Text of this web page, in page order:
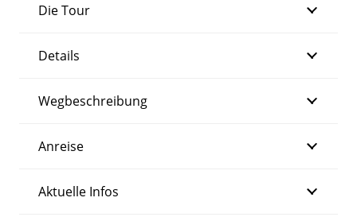
Die Tour
Details
Wegbeschreibung
Anreise
Aktuelle Infos